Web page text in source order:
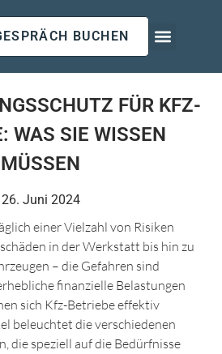
BUCHEN
FÜR KFZ-
WAS SIE WISSEN
MÜSSEN
26. Juni 2024
einer Vielzahl von Risiken
in der Werkstatt bis hin zu
– die Gefahren sind
finanzielle Belastungen
sich Kfz-Betriebe effektiv
beleuchtet die verschiedenen
die speziell auf die Bedürfnisse